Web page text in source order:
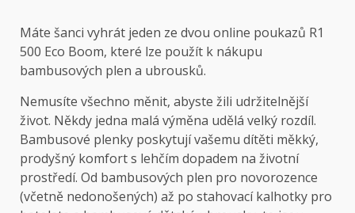
Máte šanci vyhrát jeden ze dvou online poukazů R1
500 Eco Boom, které lze použít k nákupu
bambusových plen a ubrousků.
Nemusíte všechno měnit, abyste žili udržitelnější
život. Někdy jedna malá výměna udělá velký rozdíl.
Bambusové plenky poskytují vašemu dítěti měkký,
prodyšný komfort s lehčím dopadem na životní
prostředí. Od bambusových plen pro novorozence
(včetně nedonošených) až po stahovací kalhotky pro